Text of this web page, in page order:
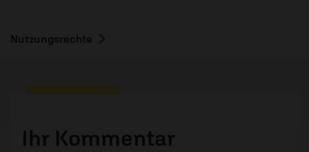
Nutzungsrechte
Ihr Kommentar